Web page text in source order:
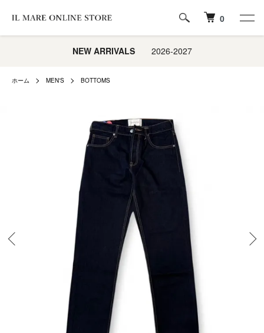
0
NEW ARRIVALS2026-2027
ホーム MEN'S BOTTOMS